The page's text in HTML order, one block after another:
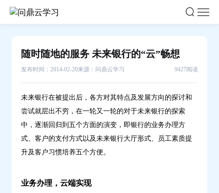
的“云”畅
随时随地的服务 未来银行的“云”畅想
发布时间：2014-02-20来源：问鼎云学习 9427阅读
未来银行在被提出后，各方对其特点及发展方向的探讨和
尝试就层出不穷，在一轮又一轮的对于未来银行的探索
中，逐渐回归到五个方面的演变，即银行的业务办理方
式、客户的支付方式以及未来银行大厅形式、员工素质提
升及客户习惯培养五个方便。
业务办理，云端实现